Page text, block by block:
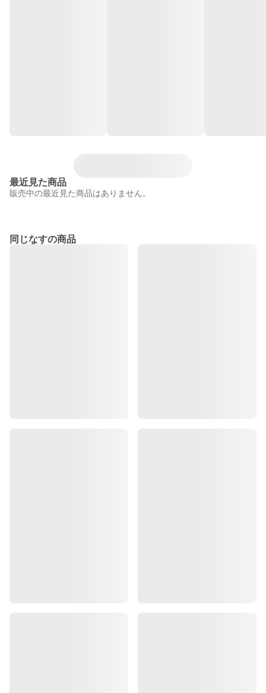
最近見た商品
販売中の最近見た商品はありません。
同じなすの商品